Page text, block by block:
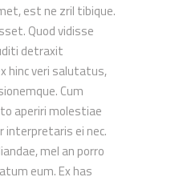
est ne zril tibique.
Quod vidisse
detraxit
hinc veri salutatus,
Cum
aperiri molestiae
interpretaris ei nec.
mel an porro
eum. Ex has